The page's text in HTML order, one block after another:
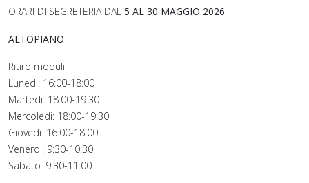
ORARI DI SEGRETERIA DAL 5 AL 30 MAGGIO 2026
ALTOPIANO
Ritiro moduli
Lunedi: 16:00-18:00
Martedi: 18:00-19:30
Mercoledi: 18:00-19:30
Giovedi: 16:00-18:00
Venerdi: 9:30-10:30
Sabato: 9:30-11:00